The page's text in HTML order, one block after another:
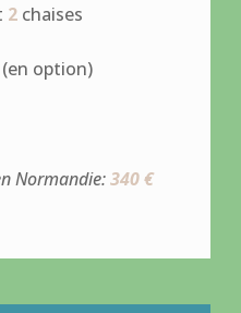
2 chaises
option)
Normandie:340 €